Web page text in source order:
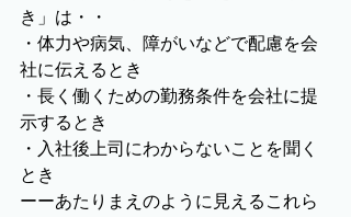
き」は・・
・体力や病気、障がいなどで配慮を会
社に伝えるとき
・長く働くための勤務条件を会社に提
示するとき
・入社後上司にわからないことを聞く
とき
ーーあたりまえのように見えるこれら